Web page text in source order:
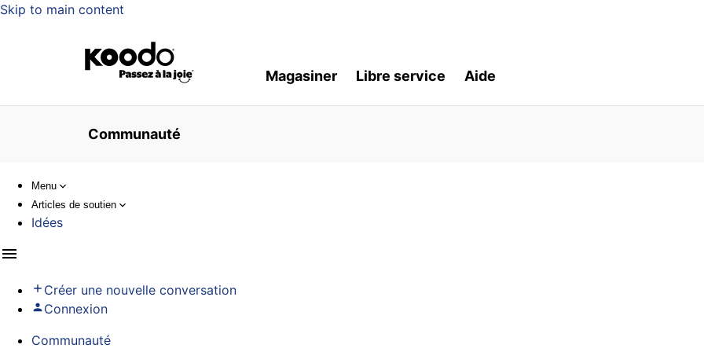
Skip to main content
Magasiner Libre service Aide
Communauté
Menu
Articles de soutien
Idées
Créer une nouvelle conversation
Connexion
Communauté